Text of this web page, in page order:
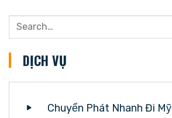
DỊCH VỤ
Chuyển Phát Nhanh Đi Mỹ